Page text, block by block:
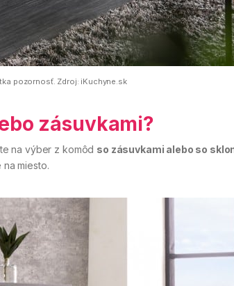
pozornosť. Zdroj: iKuchyne.sk
zásuvkami?
na výber z komôd so zásuvkami alebo so
miesto.